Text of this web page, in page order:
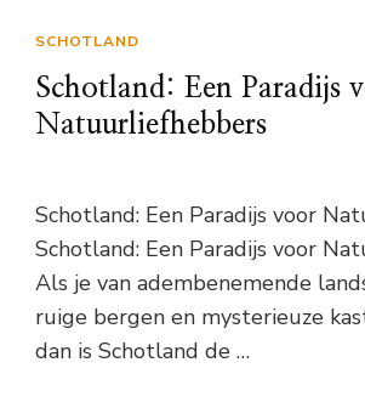
SCHOTLAND
Schotland: Een Paradijs
Natuurliefhebbers
Schotland: Een Paradijs voor
Schotland: Een Paradijs voor
Als je van adembenemende
ruige bergen en mysterieuze
dan is Schotland de …